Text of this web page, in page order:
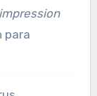
impression
para